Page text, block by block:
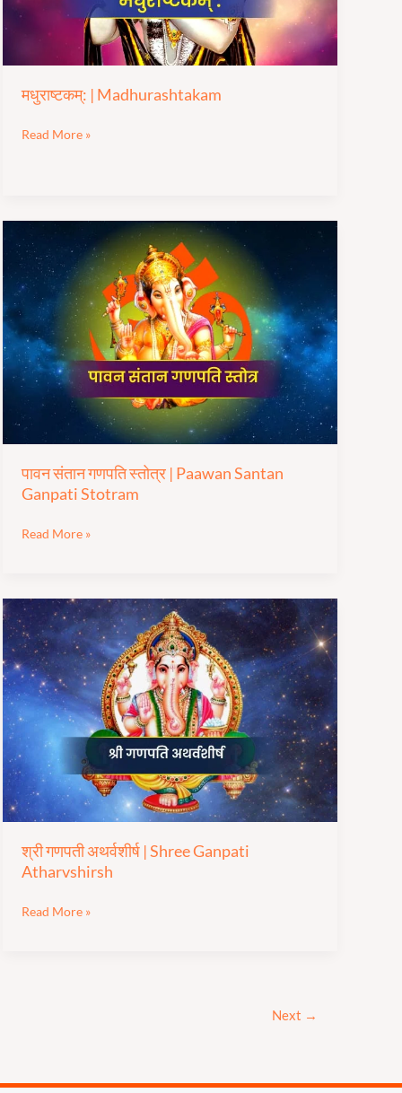
मधुराष्टकम्: | Madhurashtakam
Read More »
पावन संतान गणपति स्तोत्र | Paawan Santan
Ganpati Stotram
पावन
संतान
गणपति
स्तोत्र
|
Paawan
Santan
Ganpati
Stotram
Read More »
श्री गणपती अथर्वशीर्ष | Shree Ganpati
Atharvshirsh
श्री
गणपती
अथर्वशीर्ष
|
Shree Ganpati
Atharvshirsh
Read More »
Next →